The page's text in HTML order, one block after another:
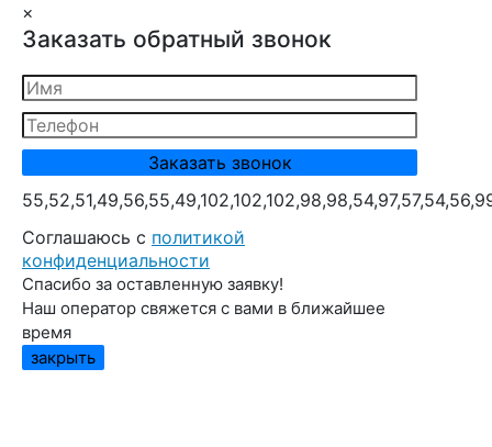
×
Заказать обратный звонок
Cоглашаюсь с политикой
конфиденциальности
Спасибо за оставленную заявку!
Наш оператор свяжется с вами в ближайшее
время
закрыть